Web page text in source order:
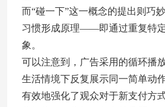
而“碰一下”这一概念的提出则巧
习惯形成原理——即通过重复特
象。
可以注意到，广告采用的循环播
生活情境下反复展示同一简单动
有效地强化了观众对于新支付方